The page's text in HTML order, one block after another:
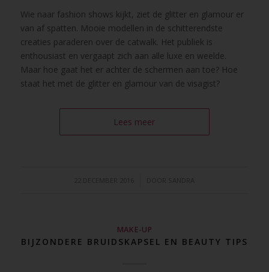
Wie naar fashion shows kijkt, ziet de glitter en glamour er
van af spatten. Mooie modellen in de schitterendste
creaties paraderen over de catwalk. Het publiek is
enthousiast en vergaapt zich aan alle luxe en weelde.
Maar hoe gaat het er achter de schermen aan toe? Hoe
staat het met de glitter en glamour van de visagist?
Lees meer
MAKE-UP
BIJZONDERE BRUIDSKAPSEL EN BEAUTY TIPS